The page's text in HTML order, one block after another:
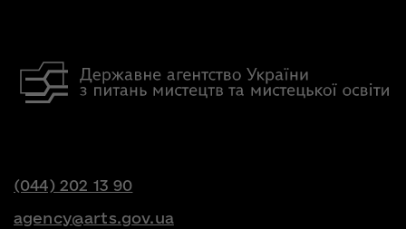
(044) 202 13 90
agency@arts.gov.ua